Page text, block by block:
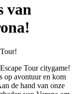
van
Tour citygame!
op avontuur en kom
de hand van onze